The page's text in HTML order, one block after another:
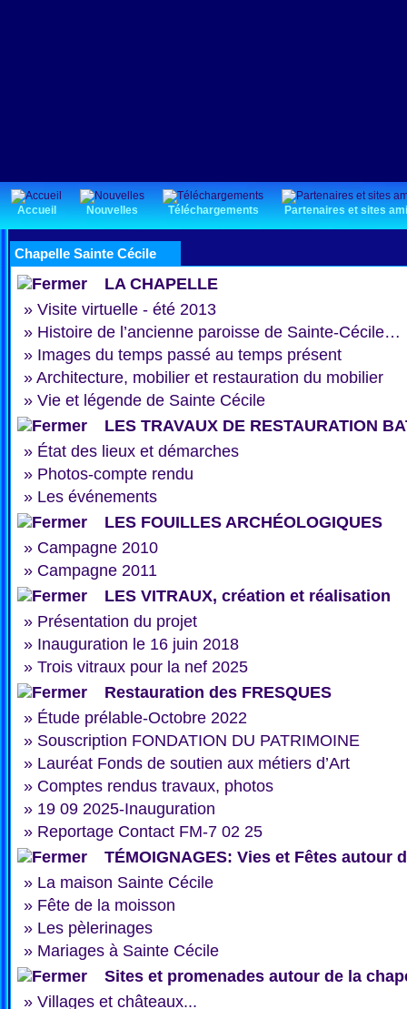
Accueil Nouvelles Téléchargements Partenaires et sites
Chapelle Sainte Cécile
LA CHAPELLE
» Visite virtuelle - été 2013
» Histoire de l’ancienne paroisse de Sainte-Cécile…
» Images du temps passé au temps présent
» Architecture, mobilier et restauration du mobilier
» Vie et légende de Sainte Cécile
LES TRAVAUX DE RESTAURATION
» État des lieux et démarches
» Photos-compte rendu
» Les événements
LES FOUILLES ARCHÉOLOGIQUES
» Campagne 2010
» Campagne 2011
LES VITRAUX, création et réalisation
» Présentation du projet
» Inauguration le 16 juin 2018
» Trois vitraux pour la nef 2025
Restauration des FRESQUES
» Étude prélable-Octobre 2022
» Souscription FONDATION DU PATRIMOINE
» Lauréat Fonds de soutien aux métiers d’Art
» Comptes rendus travaux, photos
» 19 09 2025-Inauguration
» Reportage Contact FM-7 02 25
TÉMOIGNAGES: Vies et Fêtes autour
» La maison Sainte Cécile
» Fête de la moisson
» Les pèlerinages
» Mariages à Sainte Cécile
Sites et promenades autour de la
» Villages et châteaux...